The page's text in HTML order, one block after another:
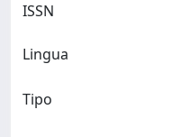
ISSN
Lingua
Tipo